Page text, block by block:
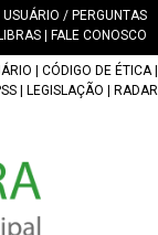
/ PERGUNTAS
FALE CONOSCO
CÓDIGO DE ÉTICA|
LEGISLAÇÃO RADAR